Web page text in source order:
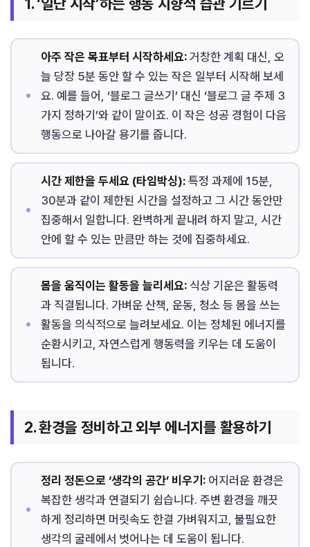
아주 작은 목표부터 시작하세요:거창한 계획 대신, 오
늘 당장 5분 동안 할 수 있는 작은 일부터 시작해 보세
요. 예를 들어, ‘블로그 글쓰기’ 대신 ‘블로그 글 주제 3
가지 정하기’와 같이 말이죠. 이 작은 성공 경험이 다음
행동으로 나아갈 용기를 줍니다.
시간 제한을 두세요 (타임박싱):특정 과제에 15분,
30분과 같이 제한된 시간을 설정하고 그 시간 동안만
집중해서 일합니다. 완벽하게 끝내려 하지 말고, 시간
안에 할 수 있는 만큼만 하는 것에 집중하세요.
몸을 움직이는 활동을 늘리세요:식상 기운은 활동력
과 직결됩니다. 가벼운 산책, 운동, 청소 등 몸을 쓰는
활동을 의식적으로 늘려보세요. 이는 정체된 에너지를
순환시키고, 자연스럽게 행동력을 키우는 데 도움이
됩니다.
2. 환경을 정비하고 외부 에너지를 활용하기
정리 정돈으로 ‘생각의 공간’ 비우기:어지러운 환경은
복잡한 생각과 연결되기 쉽습니다. 주변 환경을 깨끗
하게 정리하면 머릿속도 한결 가벼워지고, 불필요한
생각의 굴레에서 벗어나는 데 도움이 됩니다.